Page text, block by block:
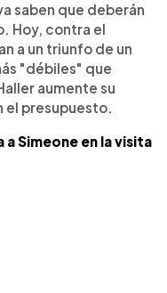
saben que deberán
Hoy, contra el
a un triunfo de un
"débiles" que
aumente su
el presupuesto.
a Simeone en la visita